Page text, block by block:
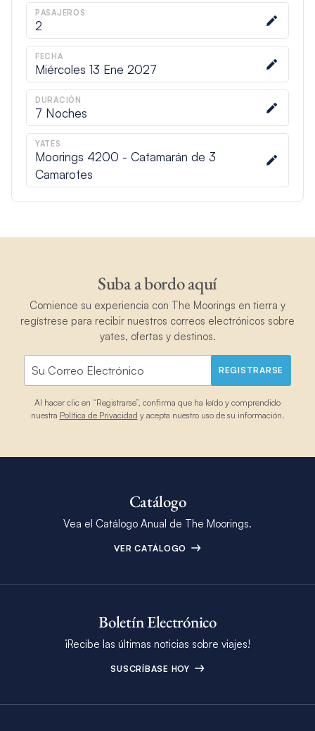
PASAJEROS
2
FECHA
Miércoles 13 Ene 2027
DURACIÓN
7 Noches
YATES
Moorings 4200 - Catamarán de 3
Camarotes
Suba a bordo aquí
Comience su experiencia con The Moorings en tierra y
regístrese para recibir nuestros correos electrónicos sobre
yates, ofertas y destinos.
REGISTRARSE
Al hacer clic en “Registrarse”, confirma que ha leído y comprendido
nuestra Política de Privacidad y acepta nuestro uso de su información.
Catálogo
Vea el Catálogo Anual de The Moorings.
VER CATÁLOGO
Boletín Electrónico
¡Recibe las últimas noticias sobre viajes!
SUSCRÍBASE HOY